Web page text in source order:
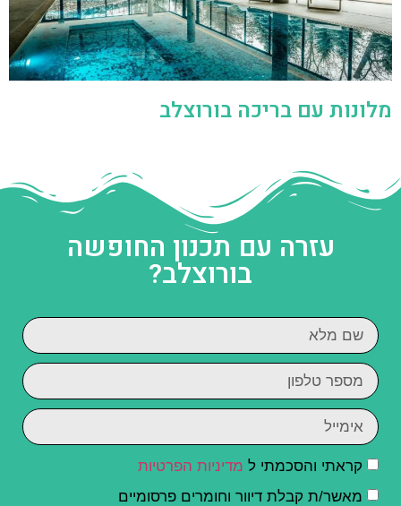
מלונות עם בריכה בורוצלב
עזרה עם תכנון החופשה
בורוצלב?
קראתי והסכמתי ל מדיניות הפרטיות
מאשר/ת קבלת דיוור וחומרים פרסומיים